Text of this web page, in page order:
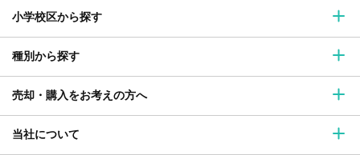
小学校区から探す
種別から探す
売却・購入をお考えの方へ
当社について